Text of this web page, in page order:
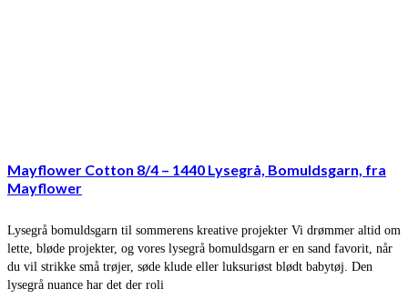
Mayflower Cotton 8/4 – 1440 Lysegrå, Bomuldsgarn, fra
Mayflower
Lysegrå bomuldsgarn til sommerens kreative projekter Vi drømmer altid om
lette, bløde projekter, og vores lysegrå bomuldsgarn er en sand favorit, når
du vil strikke små trøjer, søde klude eller luksuriøst blødt babytøj. Den
lysegrå nuance har det der roli